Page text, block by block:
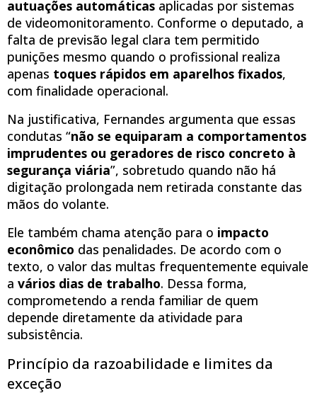
autuações automáticas aplicadas por sistemas
de videomonitoramento. Conforme o deputado, a
falta de previsão legal clara tem permitido
punições mesmo quando o profissional realiza
apenas toques rápidos em aparelhos fixados,
com finalidade operacional.
Na justificativa, Fernandes argumenta que essas
condutas “não se equiparam a comportamentos
imprudentes ou geradores de risco concreto à
segurança viária”, sobretudo quando não há
digitação prolongada nem retirada constante das
mãos do volante.
Ele também chama atenção para o impacto
econômico das penalidades. De acordo com o
texto, o valor das multas frequentemente equivale
a vários dias de trabalho. Dessa forma,
comprometendo a renda familiar de quem
depende diretamente da atividade para
subsistência.
Princípio da razoabilidade e limites da
exceção